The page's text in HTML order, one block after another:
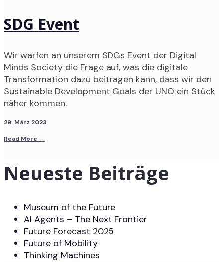
SDG Event
Wir warfen an unserem SDGs Event der Digital
Minds Society die Frage auf, was die digitale
Transformation dazu beitragen kann, dass wir den
Sustainable Development Goals der UNO ein Stück
näher kommen.
29. März 2023
Read More →
Neueste Beiträge
Museum of the Future
AI Agents – The Next Frontier
Future Forecast 2025
Future of Mobility
Thinking Machines